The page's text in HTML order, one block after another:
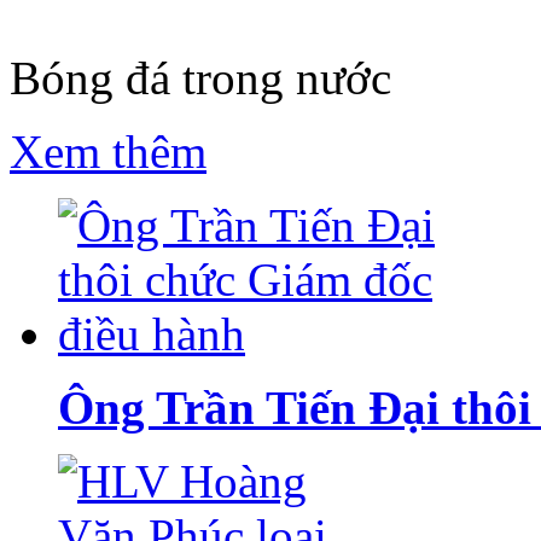
Bóng đá trong nước
Xem thêm
Ông Trần Tiến Đại